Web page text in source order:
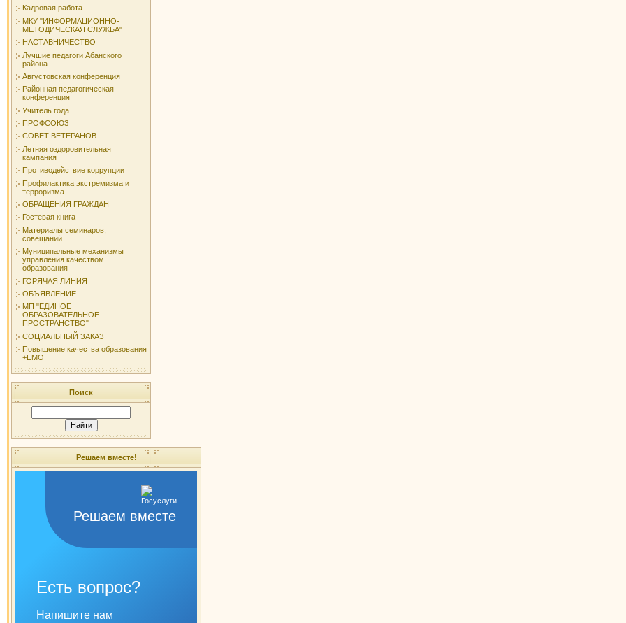
Кадровая работа
МКУ "ИНФОРМАЦИОННО-
МЕТОДИЧЕСКАЯ СЛУЖБА"
НАСТАВНИЧЕСТВО
Лучшие педагоги Абанского
района
Августовская конференция
Районная педагогическая
конференция
Учитель года
ПРОФСОЮЗ
СОВЕТ ВЕТЕРАНОВ
Летняя оздоровительная
кампания
Противодействие коррупции
Профилактика экстремизма и
терроризма
ОБРАЩЕНИЯ ГРАЖДАН
Гостевая книга
Материалы семинаров,
совещаний
Муниципальные механизмы
управления качеством
образования
ГОРЯЧАЯ ЛИНИЯ
ОБЪЯВЛЕНИЕ
МП "ЕДИНОЕ
ОБРАЗОВАТЕЛЬНОЕ
ПРОСТРАНСТВО"
СОЦИАЛЬНЫЙ ЗАКАЗ
Повышение качества образования
+ЕМО
Поиск
Решаем вместе!
Решаем вместе
Есть вопрос?
Напишите нам